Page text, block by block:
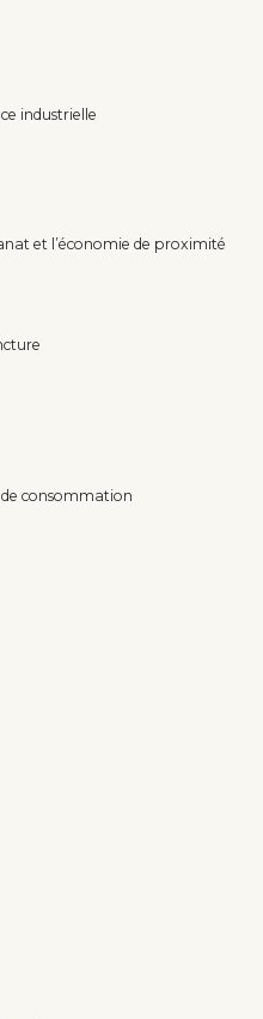
industrielle
et l’économie de proximité
de consommation